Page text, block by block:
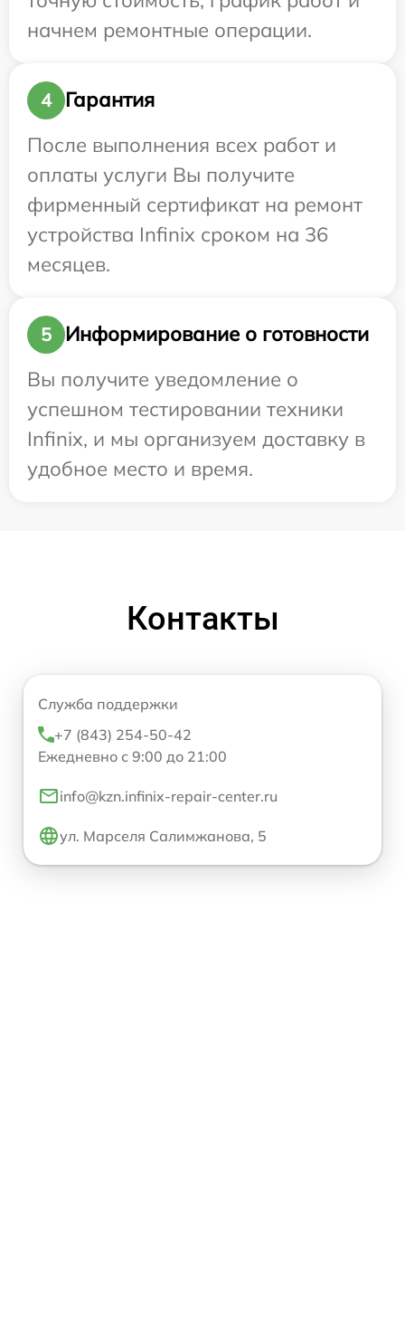
начнем ремонтные операции.
4
Гарантия
После выполнения всех работ и
оплаты услуги Вы получите
фирменный сертификат на ремонт
устройства Infinix сроком на 36
месяцев.
5
Информирование о готовности
Вы получите уведомление о
успешном тестировании техники
Infinix, и мы организуем доставку в
удобное место и время.
Контакты
Служба поддержки
+7 (843) 254-50-42
Ежедневно с 9:00 до 21:00
info@kzn.infinix-repair-center.ru
ул. Марселя Салимжанова, 5